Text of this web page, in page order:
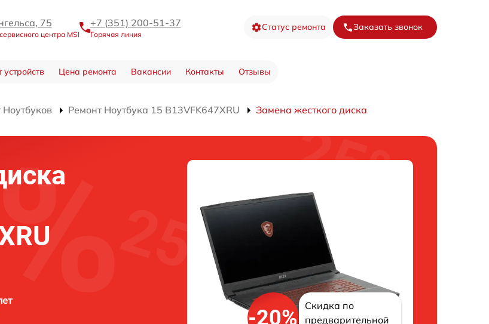
75
центра MSI
+7 (351) 200-51-37
Горячая линия
Статус ремонта Заказать звонок
устройств Цена ремонта Вакансии Контакты Отзывы
Ноутбуков Ремонт Ноутбука 15 B13VFK647XRU Замена жесткого диска
-20%
Скидка по
предварительной